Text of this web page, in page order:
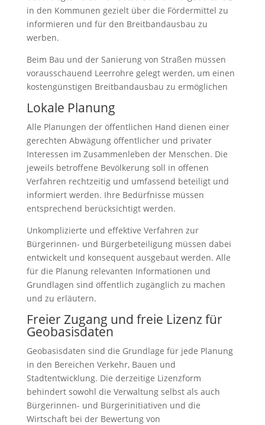
in den Kommunen gezielt über die Fördermittel zu
informieren und für den Breitbandausbau zu
werben.
Beim Bau und der Sanierung von Straßen müssen
vorausschauend Leerrohre gelegt werden, um einen
kostengünstigen Breitbandausbau zu ermöglichen
Lokale Planung
Alle Planungen der öffentlichen Hand dienen einer
gerechten Abwägung öffentlicher und privater
Interessen im Zusammenleben der Menschen. Die
jeweils betroffene Bevölkerung soll in offenen
Verfahren rechtzeitig und umfassend beteiligt und
informiert werden. Ihre Bedürfnisse müssen
entsprechend berücksichtigt werden.
Unkomplizierte und effektive Verfahren zur
Bürgerinnen- und Bürgerbeteiligung müssen dabei
entwickelt und konsequent ausgebaut werden. Alle
für die Planung relevanten Informationen und
Grundlagen sind öffentlich zugänglich zu machen
und zu erläutern.
Freier Zugang und freie Lizenz für
Geobasisdaten
Geobasisdaten sind die Grundlage für jede Planung
in den Bereichen Verkehr, Bauen und
Stadtentwicklung. Die derzeitige Lizenzform
behindert sowohl die Verwaltung selbst als auch
Bürgerinnen- und Bürgerinitiativen und die
Wirtschaft bei der Bewertung von